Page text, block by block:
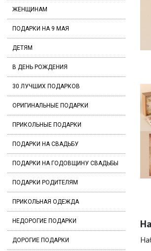
ЖЕНЩИНАМ
ПОДАРКИ НА 9 МАЯ
ДЕТЯМ
В ДЕНЬ РОЖДЕНИЯ
30 ЛУЧШИХ ПОДАРКОВ
ОРИГИНАЛЬНЫЕ ПОДАРКИ
ПРИКОЛЬНЫЕ ПОДАРКИ
ПОДАРКИ НА СВАДЬБУ
ПОДАРКИ НА ГОДОВЩИНУ СВАДЬБЫ
ПОДАРКИ РОДИТЕЛЯМ
ПРИКОЛЬНАЯ ОДЕЖДА
НЕДОРОГИЕ ПОДАРКИ
ДОРОГИЕ ПОДАРКИ